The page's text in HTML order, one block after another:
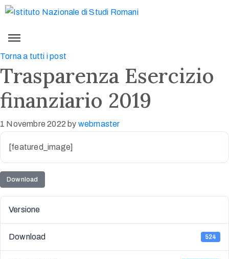
Torna a tutti i post
Trasparenza Esercizio
finanziario 2019
1 Novembre 2022 by webmaster
[featured_image]
Download
Versione
Download 524